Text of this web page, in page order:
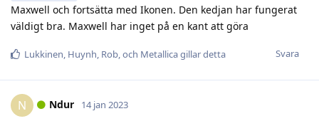
Maxwell och fortsätta med Ikonen. Den kedjan har fungerat
väldigt bra. Maxwell har inget på en kant att göra
Svara
Lukkinen, Huynh, Rob, och Metallicagillar detta
N Ndur 14 jan 2023